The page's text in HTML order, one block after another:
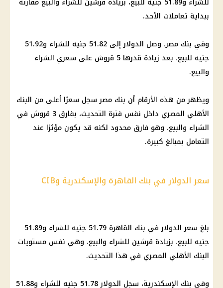
ببداية تعاملات الأحد.
وفي بنك مصر
، وصل الدولار إلى 51.82 جنيه للشراء و51.92
جنيه للبيع، بعد زيادة قدرها 5 قروش على سعري الشراء
والبيع.
ويظهر من هذه الأرقام أن بنك مصرسجل سعرًا أعلى من البنك
الأهلي المصري
داخل نفس فترة التحديث، بفارق 3 قروش في
الشراء والبيع، وهو فارق محدود لكنه قد يكون مؤثرًا عند
التعامل بمبالغ كبيرة.
سعر الدولار في بنك القاهرة والإسكندرية وCIB
بلغ سعر الدولار في بنك القاهرة
51.79 جنيه للشراء و51.89
جنيه للبيع، بزيادة قرشين للشراء والبيع، وهي نفس مستويات
البنك الأهلي المصري في هذا التحديث.
وفي بنك الإسكندرية، سجل الدولار 51.78 جنيه للشراء و51.88